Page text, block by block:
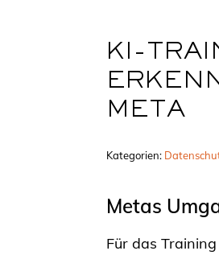
KI-
META
Kategorien:
Metas
Für das